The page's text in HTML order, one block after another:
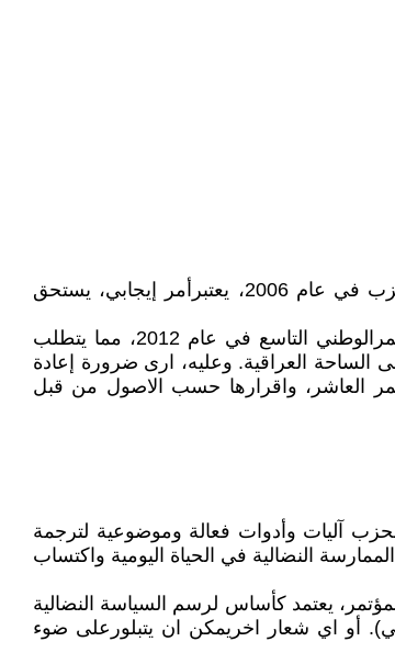
يبدو جليا ان التزام الحزب بقرار عقد مؤتمراته في مواعدها المحددة بعد سقوط الديكتاتورية عام 2003، اي منذ المؤتمر الثامن للحزب في عام 2006، يعتبرأمر إيجابي، يستحق
ان الوثيقة المطروحة للمناقشة للمؤتمر العاشر للحزب المزمع انعقاده خلال العام الحالي، هي نفسها برنامج الحزب الذي اقره المؤتمرالوطني التاسع في عام 2012، مما يتطلب
الساحة العراقية. وعليه، ارى ضرورة إعادة
العاشر، واقرارها حسب الاصول من قبل
آليات وأدوات فعالة وموضوعية لترجمة
النضالية في الحياة اليومية واكتساب
يعتمد كأساس لرسم السياسة النضالية
أو اي شعار اخريمكن ان يتبلورعلى ضوء